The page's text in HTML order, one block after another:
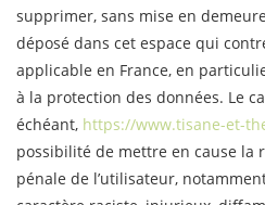
supprimer, sans mise en
déposé dans cet espace qui
applicable en France, en
à la protection des données. Le
échéant, https://www.tisane-et-
possibilité de mettre en cause la
pénale de l’utilisateur,